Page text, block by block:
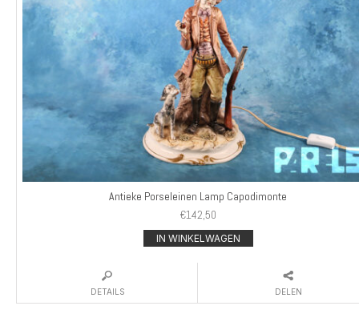
Antieke Porseleinen Lamp Capodimonte
€142,50
IN WINKELWAGEN
DETAILS DELEN